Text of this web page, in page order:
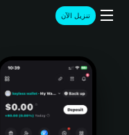
تنزيل الآن